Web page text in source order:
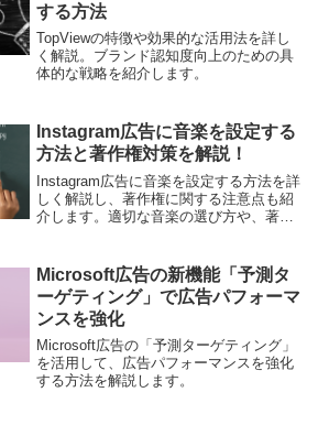
する方法
TopViewの特徴や効果的な活用法を詳し
く解説。ブランド認知度向上のための具
体的な戦略を紹介します。
Instagram広告に音楽を設定する
方法と著作権対策を解説！
Instagram広告に音楽を設定する方法を詳
しく解説し、著作権に関する注意点も紹
介します。適切な音楽の選び方や、著作
Microsoft広告の新機能「予測タ
ーゲティング」で広告パフォーマ
ンスを強化
Microsoft広告の「予測ターゲティング」
を活用して、広告パフォーマンスを強化
する方法を解説します。